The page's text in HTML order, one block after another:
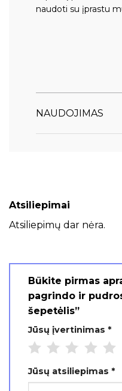
naudoti su įprastu
NAUDOJIMAS
Atsiliepimai
Atsiliepimų dar nėra.
Būkite pirmas
pagrindo ir
šepetėlis”
Jūsų įvertinimas *
Jūsų atsiliepimas *